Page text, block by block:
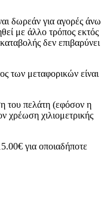
δωρεάν για αγορές άνω
με άλλο τρόπος εκτός
δεν επιβαρύνει
των μεταφορικών είναι
του πελάτη (εφόσον η
χρέωση χιλιομετρικής
για οποιαδήποτε